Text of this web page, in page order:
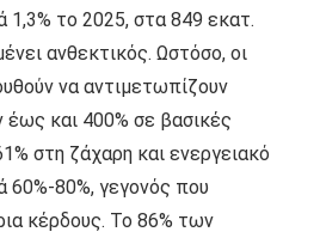
1,3% το 2025, στα 849 εκατ.
ανθεκτικός. Ωστόσο, οι
να αντιμετωπίζουν
έως και 400% σε βασικές
στη ζάχαρη και ενεργειακό
60%-80%, γεγονός που
κέρδους. Το 86% των